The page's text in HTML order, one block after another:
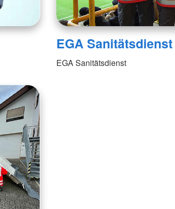
EGA Sanitätsdienst
EGA Sanitätsdienst